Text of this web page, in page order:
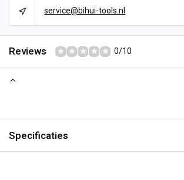
service@bihui-tools.nl
Reviews 0/10
Specificaties